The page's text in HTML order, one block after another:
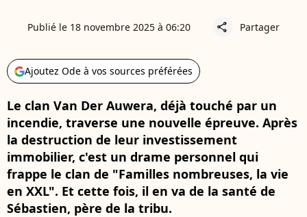
Publié le 18 novembre 2025 à 06:20 share Partager
Ajoutez Ode à vos sources préférées
Le clan Van Der Auwera, déjà touché par un
incendie, traverse une nouvelle épreuve. Après
la destruction de leur investissement
immobilier, c'est un drame personnel qui
frappe le clan de "Familles nombreuses, la vie
en XXL". Et cette fois, il en va de la santé de
Sébastien, père de la tribu.